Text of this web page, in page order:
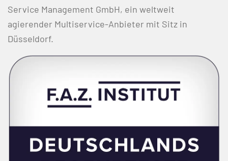
Service Management GmbH, ein weltweit
agierender Multiservice-Anbieter mit Sitz in
Düsseldorf.